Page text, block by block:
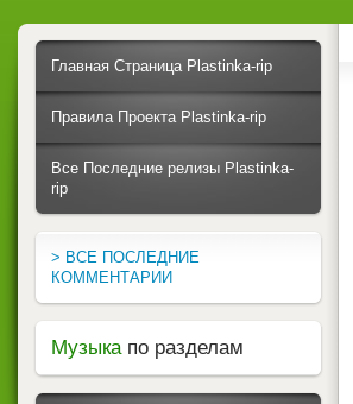
Главная Страница Plastinka-rip
Правила Проекта Plastinka-rip
Все Последние релизы Plastinka-
rip
> ВСЕ ПОСЛЕДНИЕ
КОММЕНТАРИИ
Музыка по разделам